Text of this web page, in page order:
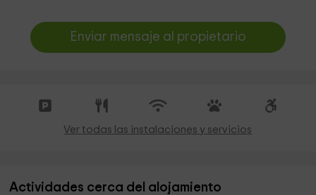
Enviar mensaje al propietario
Ver todas las instalaciones y servicios
Actividades cerca del alojamiento